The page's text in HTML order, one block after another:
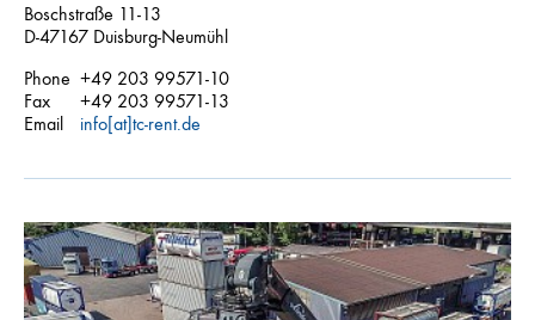
Boschstraße 11-13
D-47167 Duisburg-Neumühl
Phone +49 203 99571-10
Fax
+49 203 99571-13
Email
info[at]tc-rent.de